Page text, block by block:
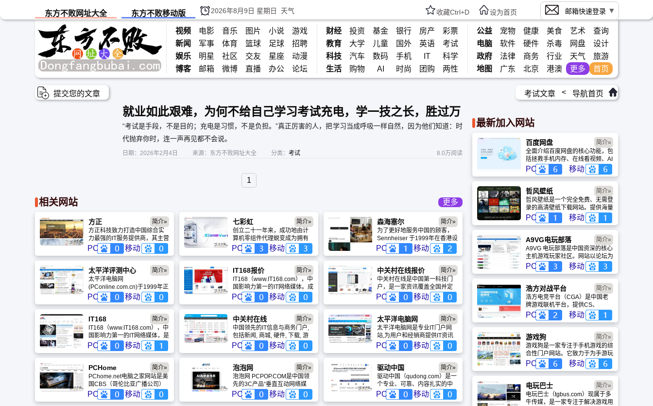
东方不败网址大全 东方不败移动版 2026年8月9日 星期日 天气 收藏Ctrl+D 设为首页 邮箱快速登录
视频 电影 音乐 图片 小说
游戏
新闻
军事 体育 篮球 足球
招聘
娱乐
明星 社区 交友 星座
动漫
博客
邮箱 微博 直播 办公 论坛
财经 投资 基金 银行 房产
彩票
教育
大学 儿童 国外 英语
考试
科技
汽车 数码 手机 IT
科学
生活
购物 AI 时尚 团购 两性
公益 宠物 健康 美食 艺术
查询
电脑
软件 硬件 杀毒 网盘
设计
政府
法律 商务 行业 天气
旅游
地图
广东 北京 港澳 更多 首页
提交您的文章 考试文章 < 导航首页
就业如此艰难，为何不给自己学习考试充电，学一技之长，胜过万
贯家财
“考试是手段，不是目的；充电是习惯，不是负担。”真正厉害的人，把学习当成呼吸一样自然，因为他们知道：时
代抛弃你时，连一声再见都不会说。
日期：2026年2月4日 来源：东方不败网址大全 分类： 考试 8.0万阅读
1
相关网站 更多
方正
方正科技致力打造中国综合实
力最强的IT服务提供商，其主营
业务覆盖产品、销售、服务和
高新技术四大环节。在产品体
系积蓄了多年IT硬件经营经验，
现已具有完善雄厚的研发实
力、卓越的产品、覆盖广泛的
销售网络及服务体系，目前拥
有扫描仪、多功能数码复印机
等多条产品线；销售体系依托
长期积累的店面、渠道、客户
三重优势，拥有丰富的销售经
验、完善的商流、物流、服务
体系，可以为客户提供周到的
销售服务。
PC 移动
简介» 七彩虹
创立二十一年来，成功地由计
算机零组件代理蜕变成为拥有
自主研发、自主生产、自主品
牌、自主销售为一体的完整产
业链企业。
PC 移动
简介» 森海塞尔
为了更好地服务中国的顾客，
Sennheiser 于1999年在香港设
立了代表处，于2005年成立了
森海塞尔香港有限公司，并于
同年在北京设立了代表处。全
资子公司森海塞尔电子（北
京）有限公司也于2008年正式
成立。经过这些年的发展，
Sennheiser 在中国的业务不断
扩展，队伍也在不断壮大。
Sennheiser 于2010年先后在上
海和广州开设了办公室。
PC 移动
简介»
太平洋评测中心
太平洋电脑网
(PConline.com.cn)于1999年正
式推出,是国内首家以专业电脑
市场联盟为基础的大型IT资讯网
站，自创建以来,一直致力于为
国内IT企业与终端用户提供全
面、权威、专业的IT资讯服务。
PC 移动
简介» IT168报价
IT168（www.IT168.com），中
国影响力第一的IT网络媒体。成
立于1999年，迄今已有十年历
史，是国内唯一针对用户购买
行为整合网络多种资源，内容
强调专业性及从用户需求出
发，形成从舆论引导到用户口
碑运营、从品牌产品渗透到交
易促进的有效网络传播媒体。
PC 移动
简介» 中关村在线报价
中关村在线是中国第一科技门
户，是一家资讯覆盖全国并定
位于销售促进型的IT互动门户，
被认为是大中华区最具商业价
值的IT专业门户。中关村在线是
集产品数据、互动行销为一体
的复合型媒体，也是美国哥伦
比亚广播集团互动媒体公司在
中国区的旗舰媒体。
PC 移动
简介»
IT168
IT168（www.IT168.com），中
国影响力第一的IT网络媒体，是
国内唯一针对用户购买行为整
合网络多种资源，内容强调专
业性及从用户需求出发，形成
从舆论引导到用户口碑运营、
从品牌产品渗透到交易促进的
有效网络传播媒体。
PC 移动
简介» 中关村在线
中国领先的IT信息与商务门户,
包括新闻, 商城, 硬件, 下载, 游
戏, 手机, 评测等40个大型频
道，每天发布大量各类产品促
销信息及文章专题，是IT行业的
厂商, 经销商, IT产品, 解决方案
的提供场所。
PC 移动
简介» 太平洋电脑网
太平洋电脑网是专业IT门户网
站,为用户和经销商提供IT资讯
和行情报价,涉及电脑,手机,数码
产品,软件等.
PC 移动
简介»
PCHome
PChome.net电脑之家网站是美
国CBS（哥伦比亚广播公司）
下属全球第七大网络集团旗下
的核心在线媒体，成立于1996
PC 移动
简介» 泡泡网
泡泡网 PCPOP.COM是中国领
先的3C产品“垂直互动网络媒
体”，自2000年商业化运营以来
始终致力于客户服务的价值创
PC 移动
简介» 驱动中国
驱动中国（qudong.com）是一
个专业、可靠、内容扎实的中
文科技媒体平台，适合关注中
国及全球科技产业动态、新品
PC 移动
简介»
最新加入网站
百度网盘
全面介绍百度网盘的核心功能，包
括拯救手机内存、在线看视频、AI
智能做笔记与总结长文。详细解答
数据安全性及服务器备份机制，带
你了解GenFlow AI智能体如何帮
你高效办公与学习。
PC 移动
简介»
哲风壁纸
哲风壁纸是一个完全免费、无需登
录的高清壁纸下载网站。提供海量
4K、8K超清电脑与手机壁纸，涵
盖动漫、风景、赛博朋克等多元风
格。支持动态壁纸与头像制作，国
内访问极速，是美化桌面的首选平
台。
PC 移动
简介»
A9VG电玩部落
A9VG 电玩部落是中国资深的核心
主机游戏玩家社区。网站以论坛为
核心，提供全面的主机游戏资讯、
攻略和资料库，覆盖
PlayStation、Xbox、Switch 等全
平台。凭借其深厚的历史积淀和活
跃的用户群体，A9VG 成为硬核玩
家交流心得、分享攻略的首选平台
之一。
PC 移动
简介»
浩方对战平台
浩方电竞平台（CGA）是中国老
牌游戏联机平台，提供CS、
War3、星际争霸等经典游戏的稳
定联机服务。重温DOTA1的激情
岁月，找回当年的战友。同时提供
最新CGA电竞赛事资讯及热门页
游入口，致敬中国电竞的黄金时
代。
PC 移动
简介»
游戏狗
游戏狗是一家专注于手机游戏的综
合性门户网站。它致力于为手游玩
家提供最新、最全的游戏资讯、攻
略、评测及视频等内容，是国内较
早一批专注于移动游戏领域的垂直
媒体。
PC 移动
简介»
电玩巴士
电玩巴士（tgbus.com）现属于多
牛传媒，是一家专注于解决游戏用
简介»